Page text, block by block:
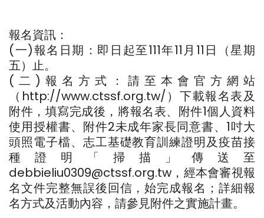
報名資訊：
(一)報名日期：即日起至111年11月11日（星期
五）止。
(二)報名方式：請至本會官方網站
（http://www.ctssf.org.tw/）下載報名表及
附件，填寫完成後，將報名表、附件1個人資料
使用授權書、附件2未成年家長同意書、1吋大
頭照電子檔、志工基礎教育訓練證明及疫苗接
種證明「掃描」傳送至
debbieliu0309@ctssf.org.tw，經本會審視報
名文件完整無誤後回信，始完成報名；詳細報
名方式及活動內容，請參見附件之實施計畫。